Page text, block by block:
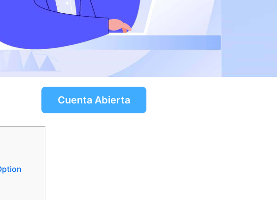
Cuenta Abierta